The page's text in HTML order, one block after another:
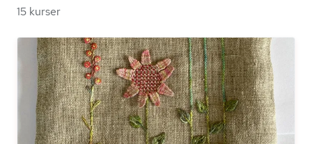
15 kurser